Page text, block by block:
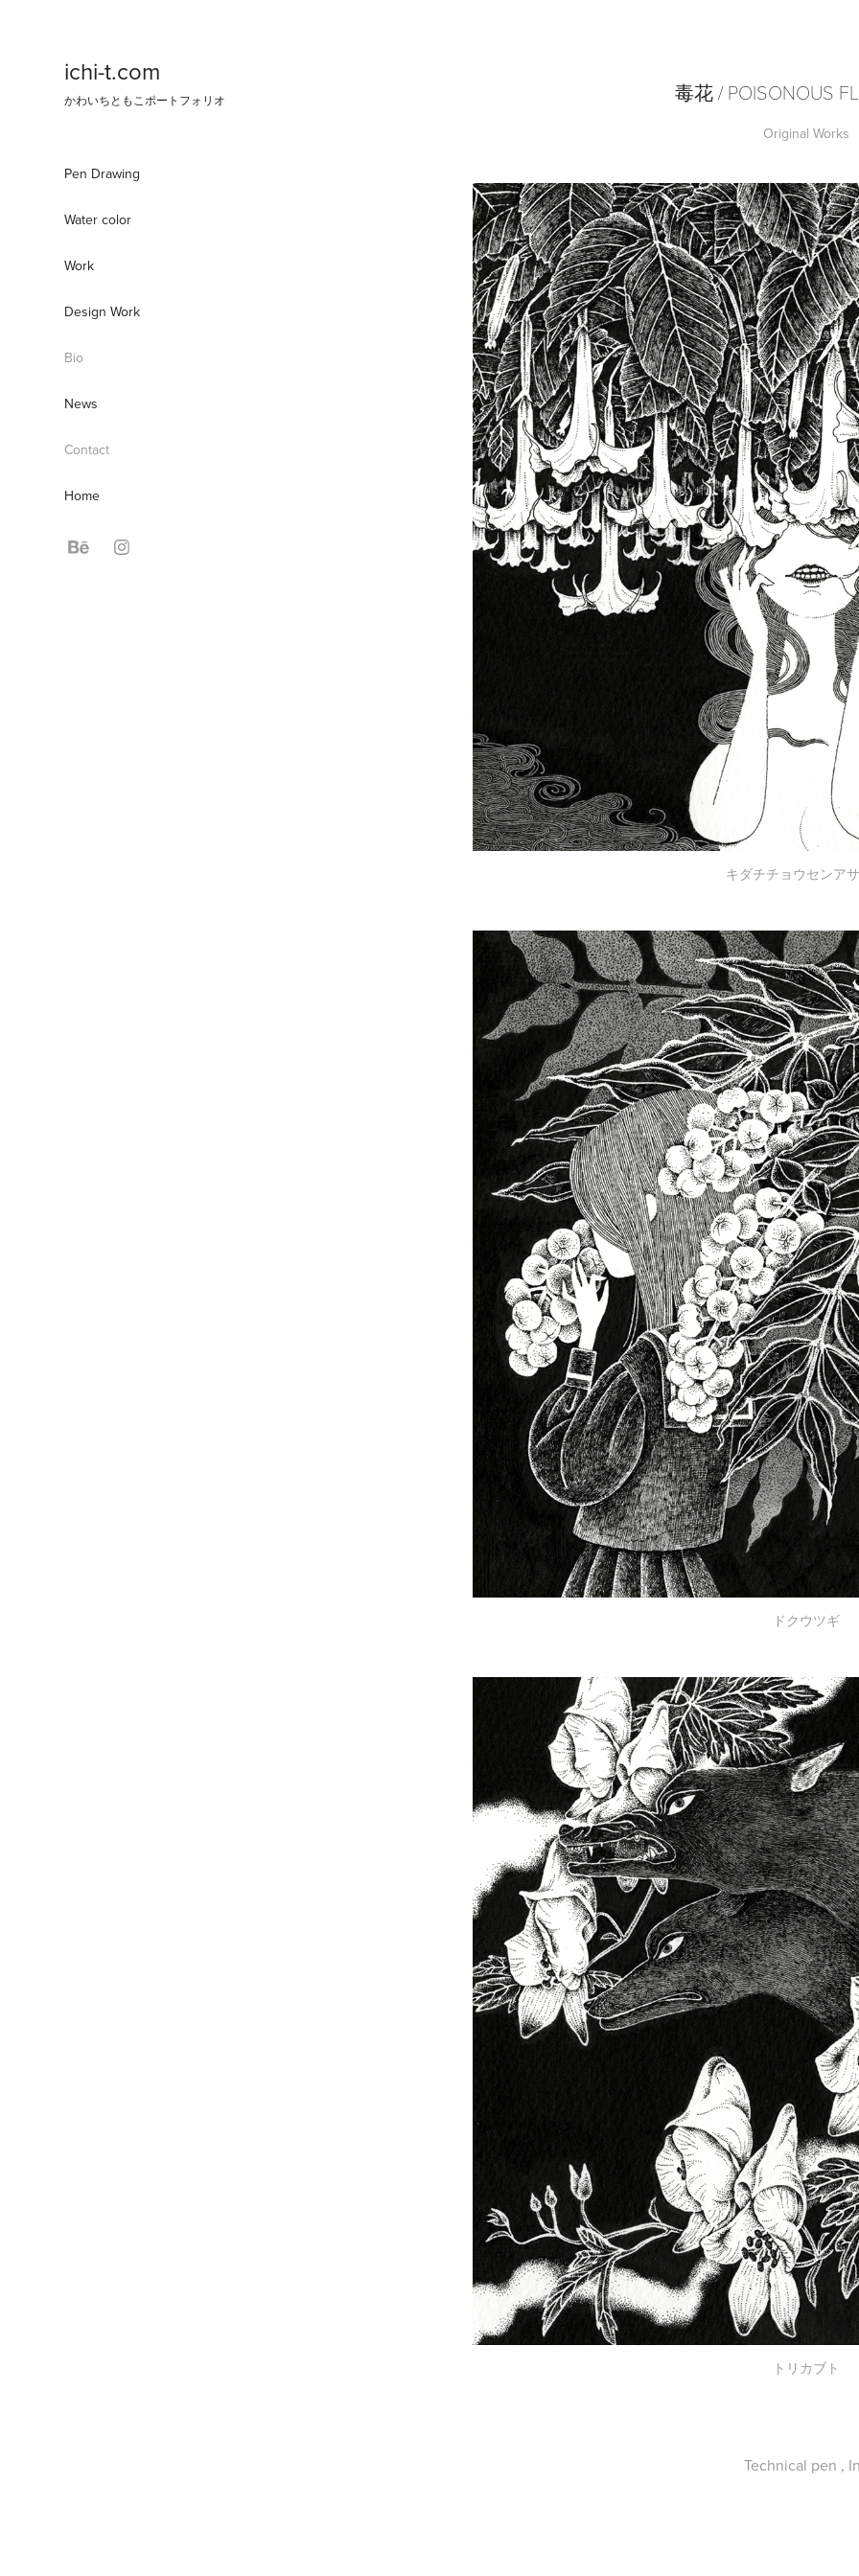
ichi-t.com
かわいちともこポートフォリオ
Pen Drawing
Water color
Work
Design Work
Bio
News
Contact
Home
毒花 / POISONOUS
Original Works
キダチチョウセンア
ドクウツギ
トリカブト
Technical pen ,